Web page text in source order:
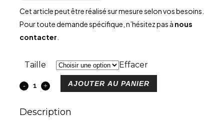
Cet article peut être réalisé sur mesure selon vos besoins.
Pour toute demande spécifique, n’hésitez pas à nous
contacter
Taille Effacer
AJOUTER AU PANIER
Description